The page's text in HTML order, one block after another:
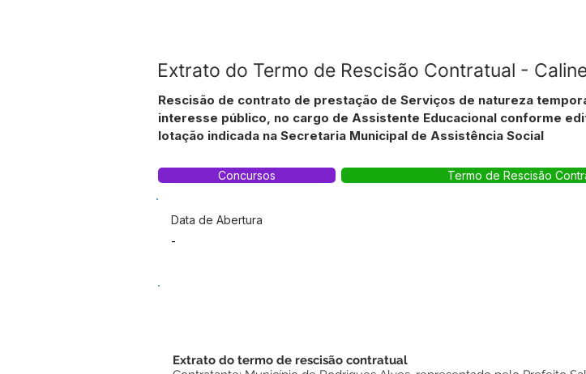
Extrato do Termo de Rescisão Contratual -
Rescisão de contrato de prestação de Serviços de natureza
interesse público, no cargo de Assistente Educacional conforme
lotação indicada na Secretaria Municipal de Assistência Social
Concursos Termo de Rescisão
Data de Abertura
-
Extrato do termo de rescisão contratual